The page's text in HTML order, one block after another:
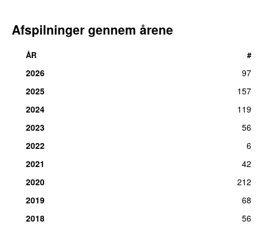
tirs 25. dec 2018
Danmark det er jul (Uden trompet)
3
38 dage siden
En sommer der bli’r
2
Afspilninger gennem årene
ÅR #
2026
97
2025
157
2024
119
2023
56
2022
6
2021
42
2020
212
2019
68
2018
56